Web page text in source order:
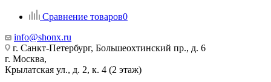
Сравнение товаров0
info@shonx.ru
г. Санкт-Петербург, Большеохтинский пр., д. 6
г. Москва,
Крылатская ул., д. 2, к. 4 (2 этаж)